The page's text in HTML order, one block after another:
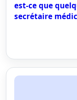
est-ce que
secrétaire